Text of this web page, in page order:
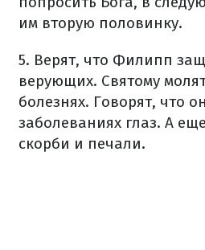
им вторую половинку.
5. Верят, что Филипп
верующих. Святому
болезнях. Говорят, что
заболеваниях глаз. А
скорби и печали.